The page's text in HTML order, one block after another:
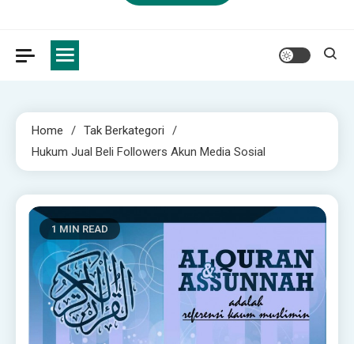
Home
Tak Berkategori
Hukum Jual Beli Followers Akun Media Sosial
1 MIN READ